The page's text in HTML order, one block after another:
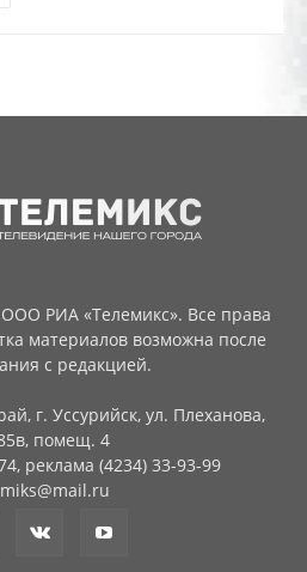
РИА «Телемикс». Все права
материалов возможна после
с редакцией.
г. Уссурийск, ул. Плеханова,
помещ. 4
реклама (4234) 33-93-99